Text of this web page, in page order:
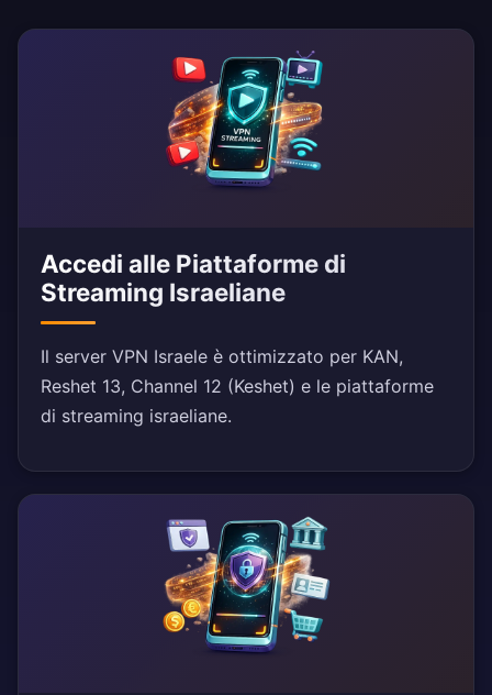
Accedi alle Piattaforme di
Streaming Israeliane
Il server VPN Israele è ottimizzato per KAN,
Reshet 13, Channel 12 (Keshet) e le piattaforme
di streaming israeliane.